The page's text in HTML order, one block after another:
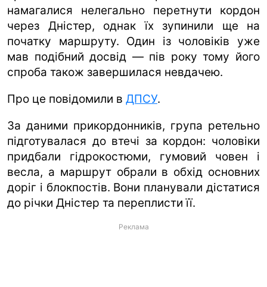
намагалися нелегально перетнути кордон
через Дністер, однак їх зупинили ще на
початку маршруту. Один із чоловіків уже
мав подібний досвід — пів року тому його
спроба також завершилася невдачею.
Про це повідомили в ДПСУ.
За даними прикордонників, група ретельно
підготувалася до втечі за кордон: чоловіки
придбали гідрокостюми, гумовий човен і
весла, а маршрут обрали в обхід основних
доріг і блокпостів. Вони планували дістатися
до річки Дністер та переплисти її.
Реклама